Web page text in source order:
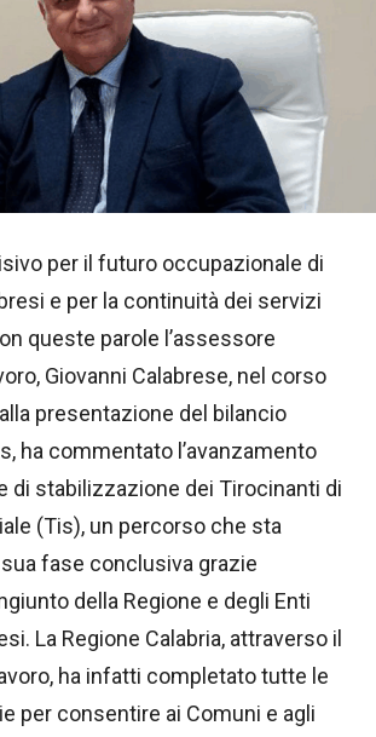
per il futuro occupazionale di
e per la continuità dei servizi
queste parole l’assessore
Giovanni Calabrese, nel corso
presentazione del bilancio
ha commentato l’avanzamento
di stabilizzazione dei Tirocinanti di
(Tis), un percorso che sta
fase conclusiva grazie
della Regione e degli Enti
La Regione Calabria, attraverso il
ha infatti completato tutte le
per consentire ai Comuni e agli